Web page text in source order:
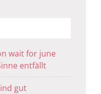
wait for june
entfällt
gut